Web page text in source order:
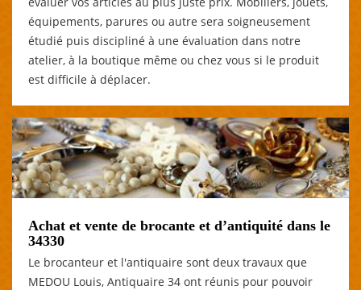
équipements, parures ou autre sera soigneusement
étudié puis discipliné à une évaluation dans notre
atelier, à la boutique même ou chez vous si le produit
est difficile à déplacer.
Achat et vente de brocante et d’antiquité dans le
34330
Le brocanteur et l'antiquaire sont deux travaux que
MEDOU Louis, Antiquaire 34 ont réunis pour pouvoir